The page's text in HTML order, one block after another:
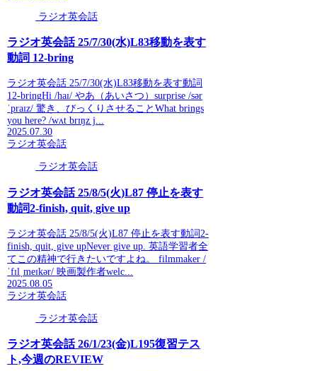
ラジオ英会話
ラジオ英会話 25/7/30(水)L83移動を表す
動詞 12-bring
ラジオ英会話 25/7/30(水)L83移動を表す動詞
12-bringHi /haɪ/ やあ（あいさつ）surprise /sər
ˈpraɪz/ 驚き、びっくりさせることWhat brings
you here? /wʌt brɪŋz j...
2025.07.30
ラジオ英会話
ラジオ英会話
ラジオ英会話 25/8/5(火)L87 停止を表す
動詞2-finish, quit, give up
ラジオ英会話 25/8/5(火)L87 停止を表す動詞2-
finish, quit, give upNever give up. 英語学習者全
てこの精神で行きたいですよね。 filmmaker /
ˈfɪlˌmeɪkər/ 映画製作者welc...
2025.08.05
ラジオ英会話
ラジオ英会話
ラジオ英会話 26/1/23(金)L195復習テス
ト,今週のREVIEW